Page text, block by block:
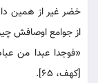
خضر غير از همين
از جوامع اوصافش
«فوجدا عبدا من
[كهف، 65].